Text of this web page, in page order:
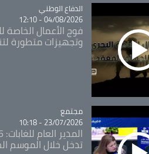
Catégorie
الدفاع الوطني
04/08/2026 - 12:10
فوج الأعمال الخاصة
وتجهيزات متطورة
Catégorie
مجتمع
23/07/2026 - 10:18
تدخل خلال الموسم